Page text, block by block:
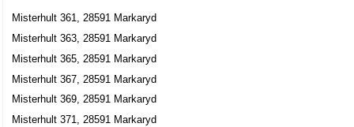
Misterhult 361, 28591 Markaryd
Misterhult 363, 28591 Markaryd
Misterhult 365, 28591 Markaryd
Misterhult 367, 28591 Markaryd
Misterhult 369, 28591 Markaryd
Misterhult 371, 28591 Markaryd